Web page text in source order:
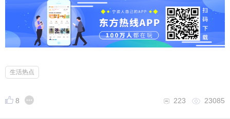
｜ 今日话题｜
今天是教师节，学生时代你有喜欢的老师吗？他们对
你有什么影响？
小编先来：
又到了一年一度的教师节，很多老师对学生的影响很
生活热点
8 23085
223